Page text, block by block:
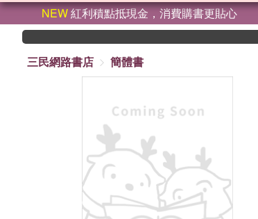
NEW紅利積點抵現金，消費購書更貼心
三民網路書店
簡體書